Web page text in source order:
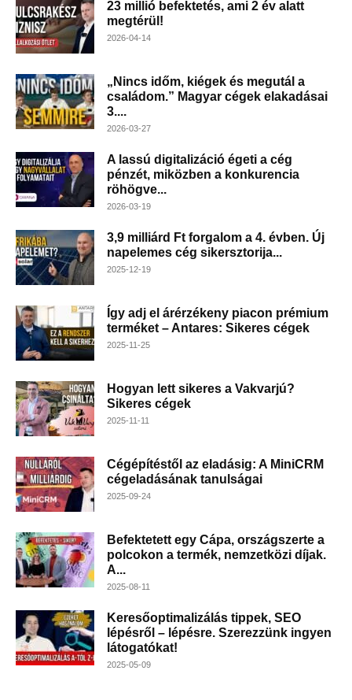
23 millió befektetés, ami 2 év alatt
megtérül!
2026-04-14
„Nincs időm, kiégek és megutál a
családom.” Magyar cégek elakadásai
3....
2026-03-27
A lassú digitalizáció égeti a cég
pénzét, miközben a konkurencia
röhögve...
2026-03-19
3,9 milliárd Ft forgalom a 4. évben. Új
napelemes cég sikersztorija...
2025-12-19
Így adj el árérzékeny piacon prémium
terméket – Antares: Sikeres cégek
2025-11-25
Hogyan lett sikeres a Vakvarjú?
Sikeres cégek
2025-11-11
Cégépítéstől az eladásig: A MiniCRM
cégeladásának tanulságai
2025-09-24
Befektetett egy Cápa, országszerte a
polcokon a termék, nemzetközi díjak.
A...
2025-08-11
Keresőoptimalizálás tippek, SEO
lépésről – lépésre. Szerezzünk ingyen
látogatókat!
2025-05-09